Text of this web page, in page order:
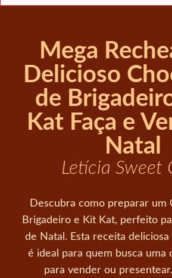
Mega
Delicioso
de
Kat Faça e
Natal
Letícia Sweet
Descubra como preparar um
Brigadeiro e Kit Kat, perfeito
de Natal. Esta receita
é ideal para quem busca uma
para vender ou